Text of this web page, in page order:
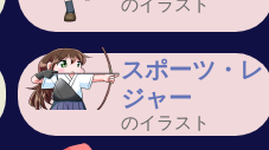
スポーツ・レ
ジャー
のイラスト